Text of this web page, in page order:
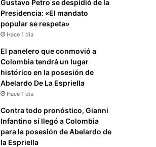
Gustavo Petro se despidió de la
Presidencia: «El mandato
popular se respeta»
Hace 1 día
El panelero que conmovió a
Colombia tendrá un lugar
histórico en la posesión de
Abelardo De La Espriella
Hace 1 día
Contra todo pronóstico, Gianni
Infantino sí llegó a Colombia
para la posesión de Abelardo de
la Espriella